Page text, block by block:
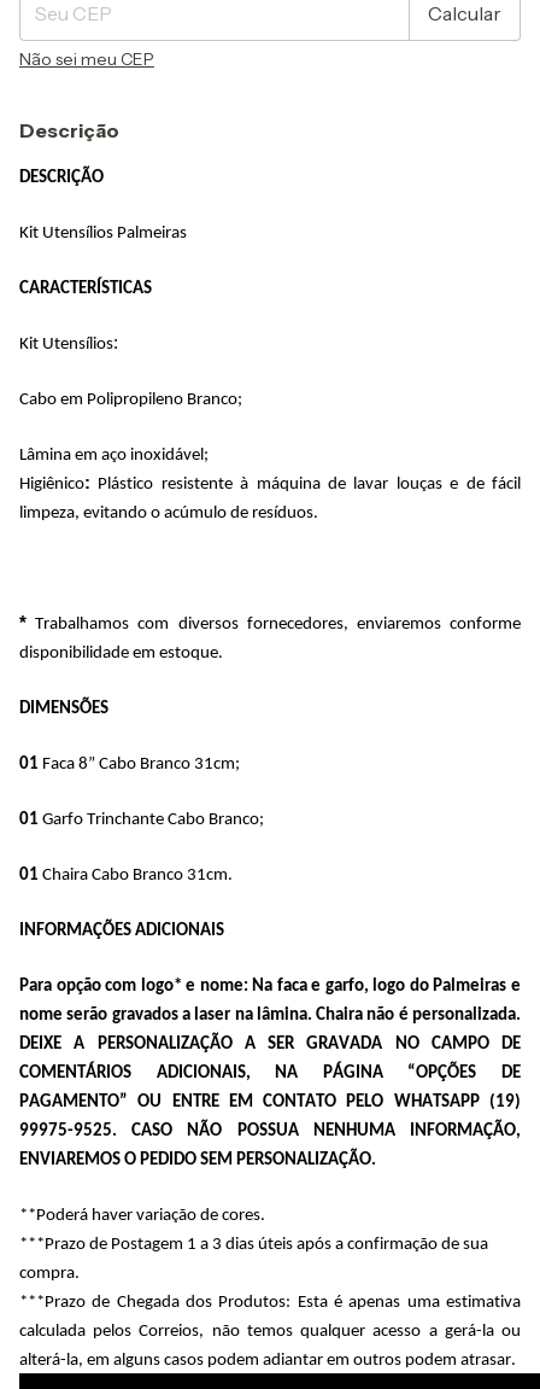
Calcular
Não sei meu CEP
Descrição
DESCRIÇÃO
Kit Utensílios Palmeiras
CARACTERÍSTICAS
Kit Utensílios:
Cabo em Polipropileno Branco;
Lâmina em aço inoxidável;
Higiênico: Plástico resistente à máquina de lavar louças e de fácil
limpeza, evitando o acúmulo de resíduos.
* Trabalhamos com diversos fornecedores, enviaremos conforme
disponibilidade em estoque.
DIMENSÕES
01 Faca 8” Cabo Branco 31cm;
01 Garfo Trinchante Cabo Branco;
01 Chaira Cabo Branco 31cm.
INFORMAÇÕES ADICIONAIS
Para opção com logo* e nome: Na faca e garfo, logo do Palmeiras e
nome serão gravados a laser na lâmina. Chaira não é personalizada.
DEIXE A PERSONALIZAÇÃO A SER GRAVADA NO CAMPO DE
COMENTÁRIOS ADICIONAIS, NA PÁGINA “OPÇÕES DE
PAGAMENTO” OU ENTRE EM CONTATO PELO WHATSAPP (19)
99975-9525. CASO NÃO POSSUA NENHUMA INFORMAÇÃO,
ENVIAREMOS O PEDIDO SEM PERSONALIZAÇÃO.
**Poderá haver variação de cores.
***Prazo de Postagem 1 a 3 dias úteis após a confirmação de sua
compra.
***Prazo de Chegada dos Produtos: Esta é apenas uma estimativa
calculada pelos Correios, não temos qualquer acesso a gerá-la ou
alterá-la, em alguns casos podem adiantar em outros podem atrasar.